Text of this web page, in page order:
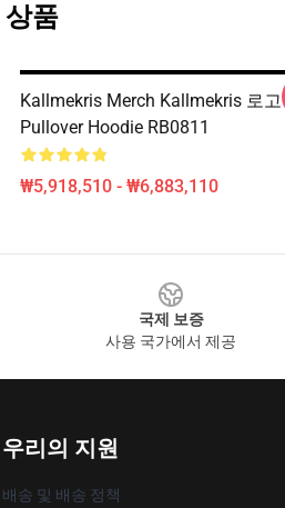
상품
Kallmekris Merch Kallmekris 로고
Pullover Hoodie RB0811
₩5,918,510 - ₩6,883,110
국제 보증
사용 국가에서 제공
우리의 지원
배송 및 배송 정책